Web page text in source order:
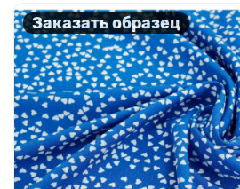
Заказать образец